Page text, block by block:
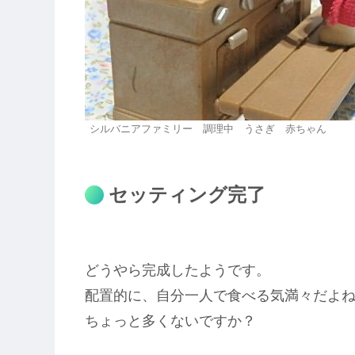
シルバニアファミリー 調理中 うさぎ 赤ちゃん
セッティング完了
どうやら完成したようです。
配置的に、自分一人で食べる気満々だよ
ちょっと多くないですか？